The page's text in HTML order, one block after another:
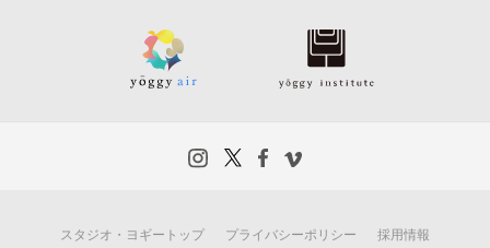
スタジオ・ヨギートップ プライバシーポリシー 採用情報